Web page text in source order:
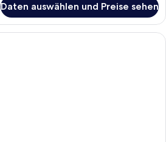
Daten auswählen und Preise sehen
Ein Doppelbett mit Kopfteil, zwei